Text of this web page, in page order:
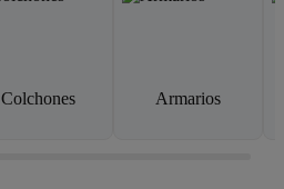
Colchones Armarios